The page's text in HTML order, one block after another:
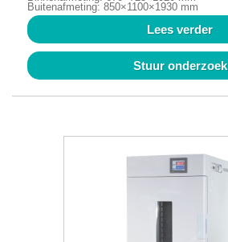
Buitenafmeting: 850×1100×1930 mm
Lees verder
Stuur onderzoek